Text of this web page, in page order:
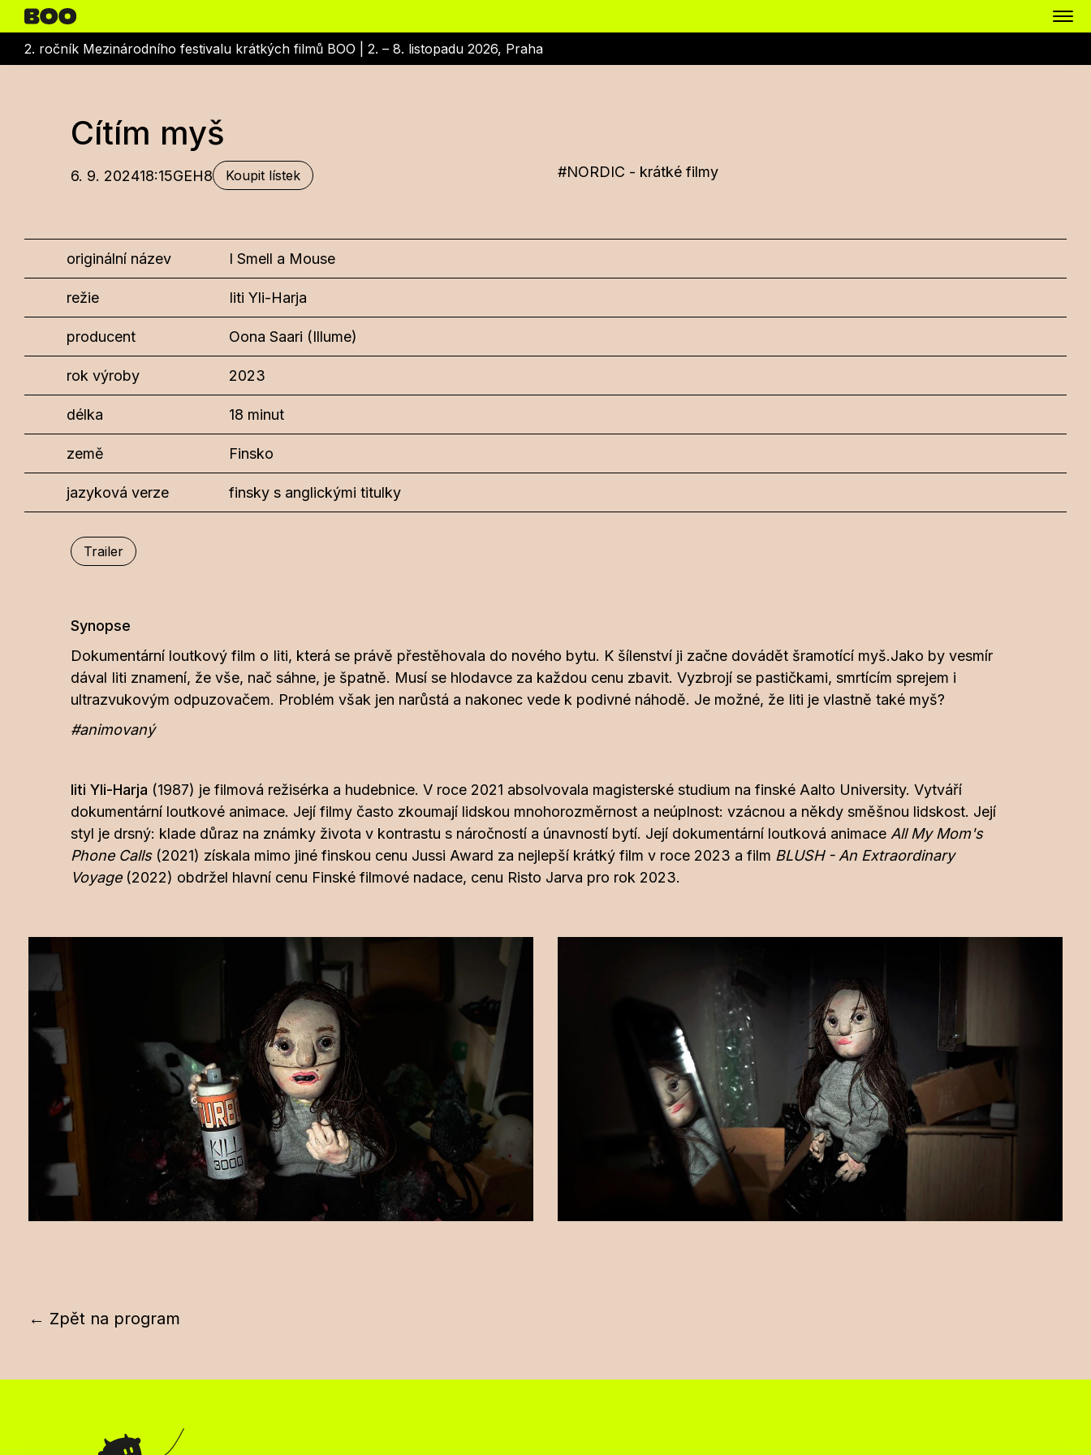
2. ročník Mezinárodního festivalu krátkých filmů BOO | 2. – 8. listopadu 2026, Praha
Cítím myš
6. 9. 202418:15GEH8 Koupit lístek #NORDIC - krátké filmy
originální název I Smell a Mouse
režie Iiti Yli-Harja
producent Oona Saari (Illume)
rok výroby 2023
délka 18 minut
země Finsko
jazyková verze finsky s anglickými titulky
Trailer
Synopse
Dokumentární loutkový film o Iiti, která se právě přestěhovala do nového bytu. K šílenství ji začne dovádět šramotící myš.Jako by vesmír
dával Iiti znamení, že vše, nač sáhne, je špatně. Musí se hlodavce za každou cenu zbavit. Vyzbrojí se pastičkami, smrtícím sprejem i
ultrazvukovým odpuzovačem. Problém však jen narůstá a nakonec vede k podivné náhodě. Je možné, že Iiti je vlastně také myš?
#animovaný
Iiti Yli-Harja (1987) je filmová režisérka a hudebnice. V roce 2021 absolvovala magisterské studium na finské Aalto University. Vytváří
dokumentární loutkové animace. Její filmy často zkoumají lidskou mnohorozměrnost a neúplnost: vzácnou a někdy směšnou lidskost. Její
styl je drsný: klade důraz na známky života v kontrastu s náročností a únavností bytí. Její dokumentární loutková animace All My Mom's
Phone Calls (2021) získala mimo jiné finskou cenu Jussi Award za nejlepší krátký film v roce 2023 a film BLUSH - An Extraordinary
Voyage (2022) obdržel hlavní cenu Finské filmové nadace, cenu Risto Jarva pro rok 2023.
← Zpět na program